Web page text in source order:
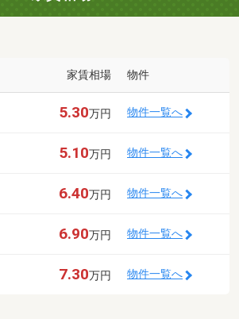
家賃相場 物件
5.30万円 物件一覧へ
5.10万円 物件一覧へ
6.40万円 物件一覧へ
6.90万円 物件一覧へ
7.30万円 物件一覧へ